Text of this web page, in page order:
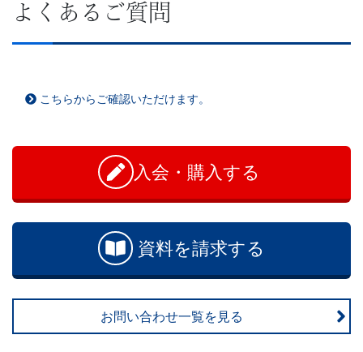
よくあるご質問
こちらからご確認いただけます。
入会・購入する
資料を請求する
お問い合わせ一覧を見る